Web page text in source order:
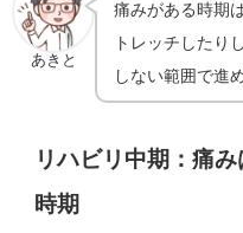
あきと
痛みがある時期
トレッチしたり
しない範囲で進
リハビリ中期：痛
時期